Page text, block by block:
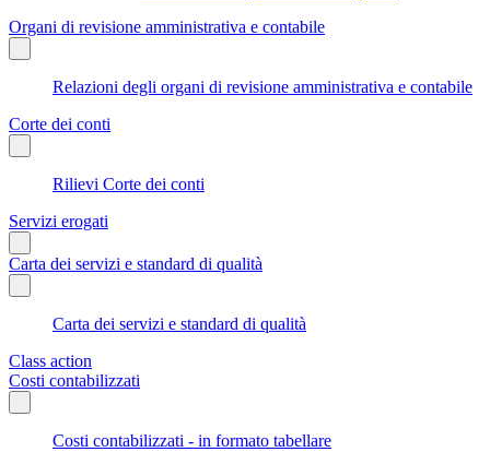
Organi di revisione amministrativa e contabile
Relazioni degli organi di revisione amministrativa e contabile
Corte dei conti
Rilievi Corte dei conti
Servizi erogati
Carta dei servizi e standard di qualità
Carta dei servizi e standard di qualità
Class action
Costi contabilizzati
Costi contabilizzati - in formato tabellare